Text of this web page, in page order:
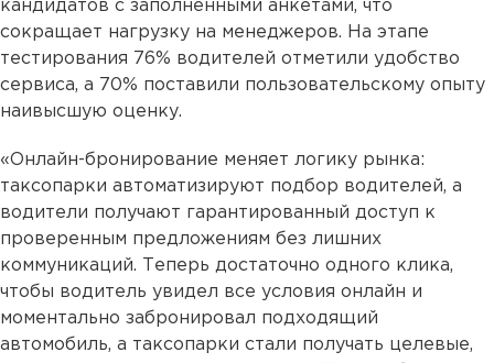
кандидатов с заполненными анкетами, что
сокращает нагрузку на менеджеров. На этапе
тестирования 76% водителей отметили удобство
сервиса, а 70% поставили пользовательскому опыту
наивысшую оценку.
«Онлайн-бронирование меняет логику рынка:
таксопарки автоматизируют подбор водителей, а
водители получают гарантированный доступ к
проверенным предложениям без лишних
коммуникаций. Теперь достаточно одного клика,
чтобы водитель увидел все условия онлайн и
моментально забронировал подходящий
автомобиль, а таксопарки стали получать целевые,